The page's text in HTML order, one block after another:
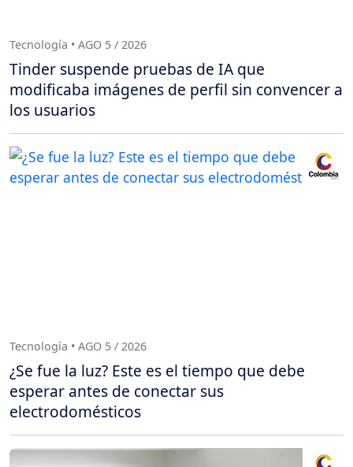
Tecnología • AGO 5 / 2026
Tinder suspende pruebas de IA que
modificaba imágenes de perfil sin convencer a
los usuarios
Tecnología • AGO 5 / 2026
¿Se fue la luz? Este es el tiempo que debe
esperar antes de conectar sus
electrodomésticos